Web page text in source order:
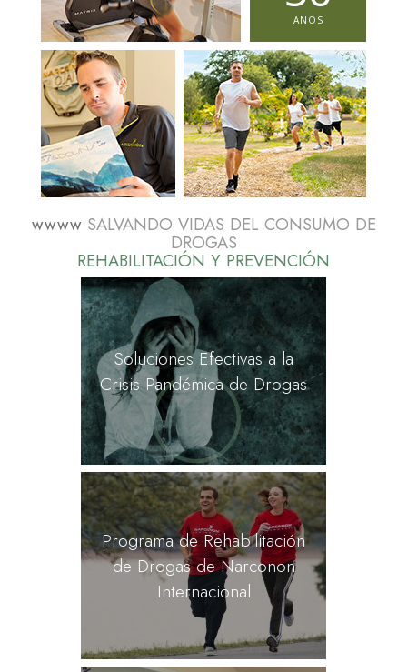
AÑOS
wwww SALVANDO VIDAS DEL CONSUMO DE
DROGAS
REHABILITACIÓN Y PREVENCIÓN
Soluciones Efectivas a la
Crisis Pandémica de Drogas
Programa de Rehabilitación
de Drogas de Narconon
Internacional